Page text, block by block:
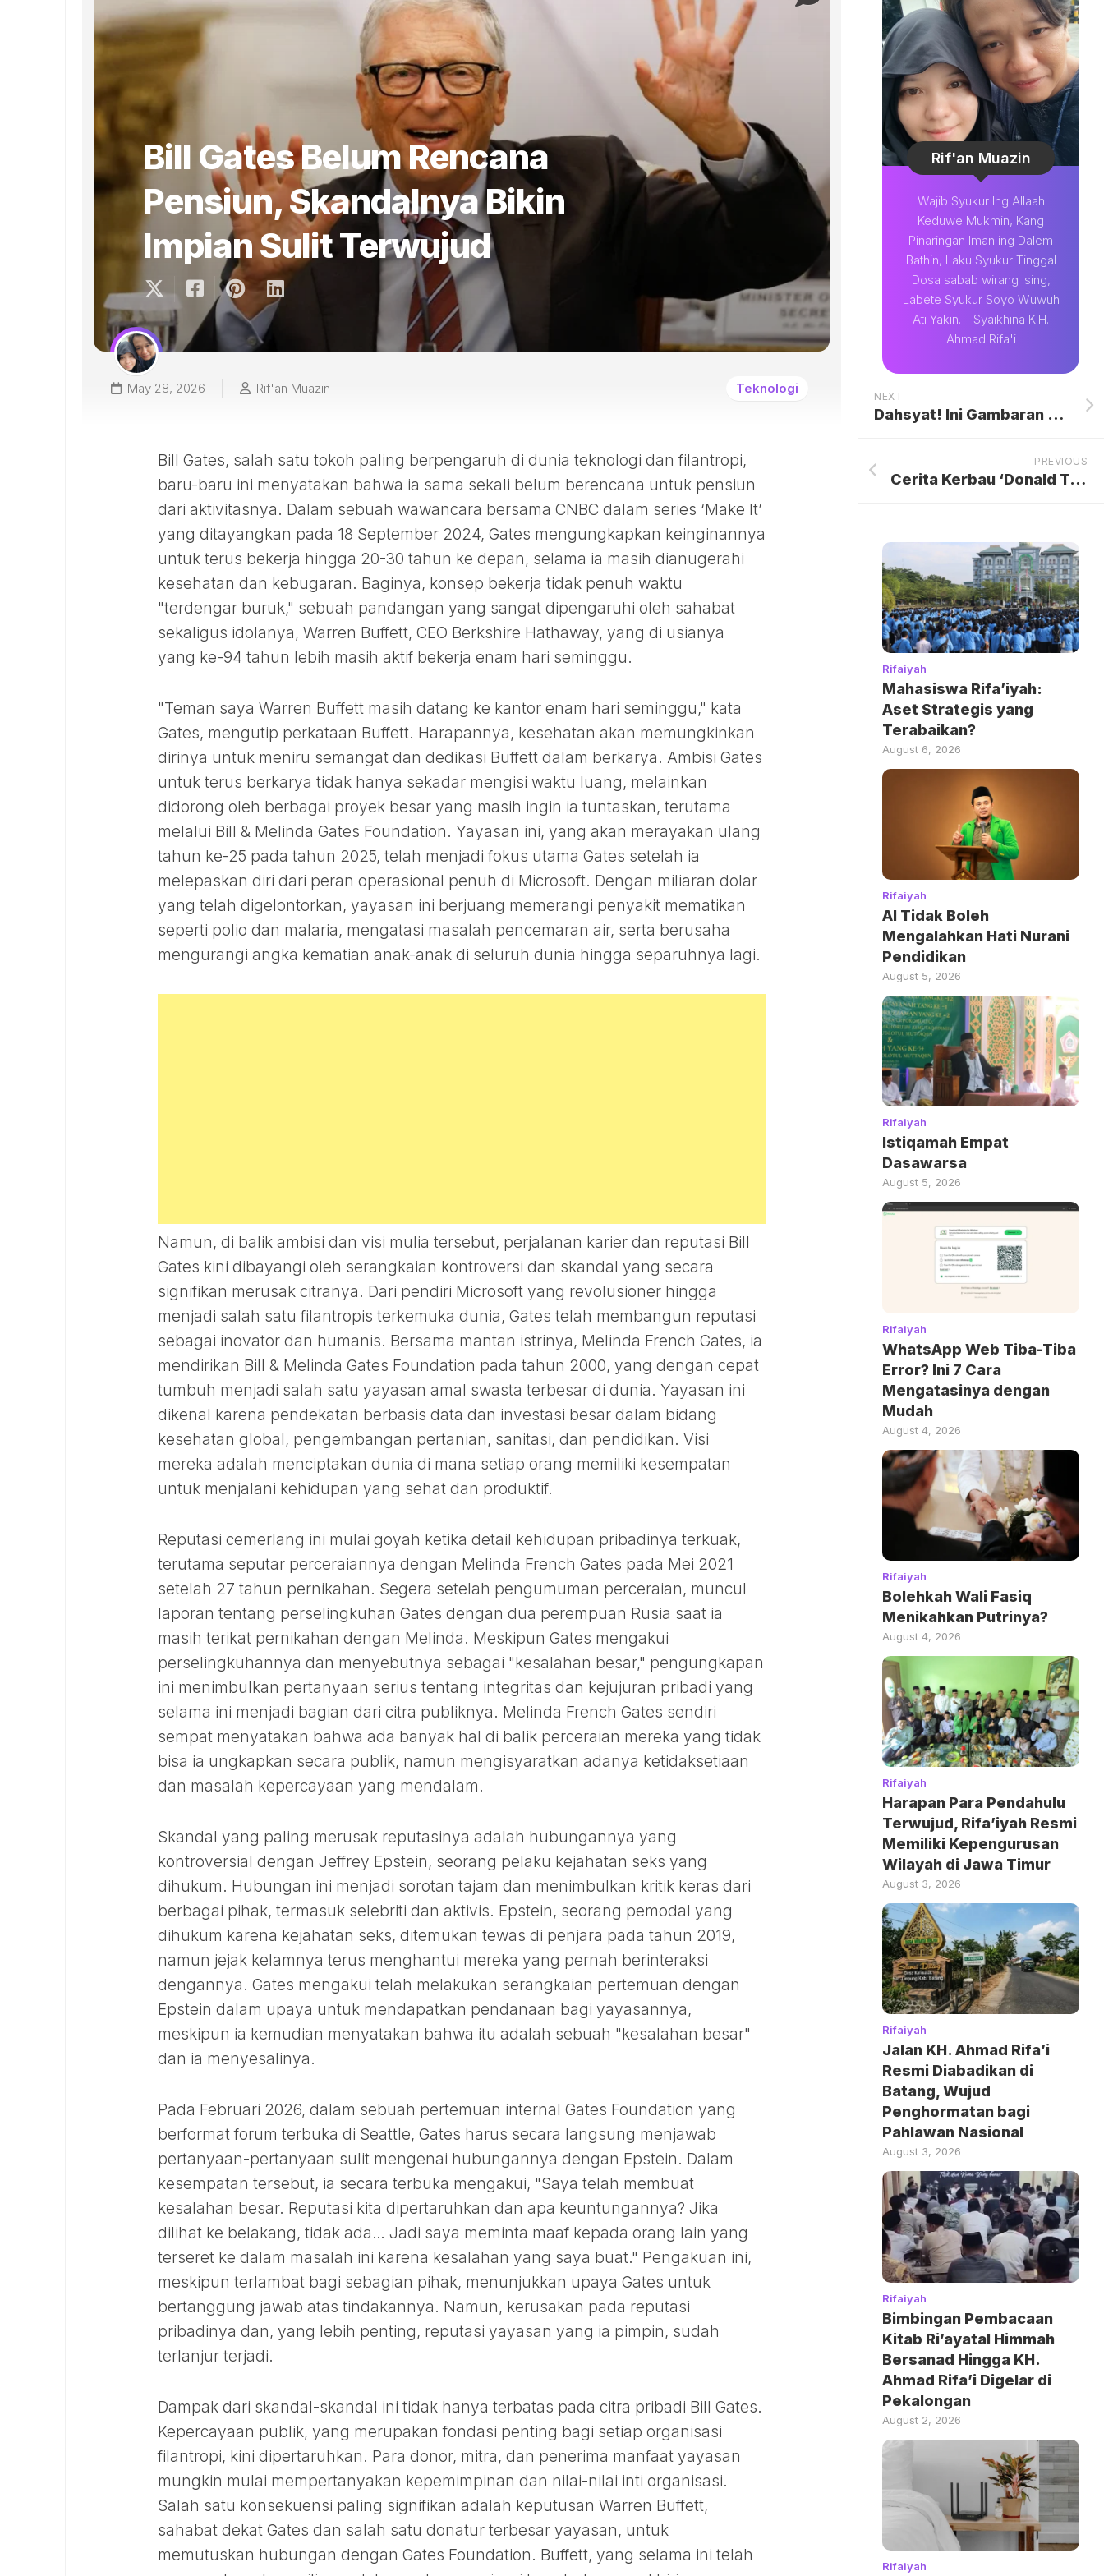
Bill Gates Belum Rencana
Pensiun, Skandalnya Bikin
Impian Sulit Terwujud
May 28, 2026 Rif'an Muazin Teknologi
Bill Gates, salah satu tokoh paling berpengaruh di dunia teknologi dan filantropi,
baru-baru ini menyatakan bahwa ia sama sekali belum berencana untuk pensiun
dari aktivitasnya. Dalam sebuah wawancara bersama CNBC dalam series ‘Make It’
yang ditayangkan pada 18 September 2024, Gates mengungkapkan keinginannya
untuk terus bekerja hingga 20-30 tahun ke depan, selama ia masih dianugerahi
kesehatan dan kebugaran. Baginya, konsep bekerja tidak penuh waktu
"terdengar buruk," sebuah pandangan yang sangat dipengaruhi oleh sahabat
sekaligus idolanya, Warren Buffett, CEO Berkshire Hathaway, yang di usianya
yang ke-94 tahun lebih masih aktif bekerja enam hari seminggu.
"Teman saya Warren Buffett masih datang ke kantor enam hari seminggu," kata
Gates, mengutip perkataan Buffett. Harapannya, kesehatan akan memungkinkan
dirinya untuk meniru semangat dan dedikasi Buffett dalam berkarya. Ambisi Gates
untuk terus berkarya tidak hanya sekadar mengisi waktu luang, melainkan
didorong oleh berbagai proyek besar yang masih ingin ia tuntaskan, terutama
melalui Bill & Melinda Gates Foundation. Yayasan ini, yang akan merayakan ulang
tahun ke-25 pada tahun 2025, telah menjadi fokus utama Gates setelah ia
melepaskan diri dari peran operasional penuh di Microsoft. Dengan miliaran dolar
yang telah digelontorkan, yayasan ini berjuang memerangi penyakit mematikan
seperti polio dan malaria, mengatasi masalah pencemaran air, serta berusaha
mengurangi angka kematian anak-anak di seluruh dunia hingga separuhnya lagi.
Namun, di balik ambisi dan visi mulia tersebut, perjalanan karier dan reputasi Bill
Gates kini dibayangi oleh serangkaian kontroversi dan skandal yang secara
signifikan merusak citranya. Dari pendiri Microsoft yang revolusioner hingga
menjadi salah satu filantropis terkemuka dunia, Gates telah membangun reputasi
sebagai inovator dan humanis. Bersama mantan istrinya, Melinda French Gates, ia
mendirikan Bill & Melinda Gates Foundation pada tahun 2000, yang dengan cepat
tumbuh menjadi salah satu yayasan amal swasta terbesar di dunia. Yayasan ini
dikenal karena pendekatan berbasis data dan investasi besar dalam bidang
kesehatan global, pengembangan pertanian, sanitasi, dan pendidikan. Visi
mereka adalah menciptakan dunia di mana setiap orang memiliki kesempatan
untuk menjalani kehidupan yang sehat dan produktif.
Reputasi cemerlang ini mulai goyah ketika detail kehidupan pribadinya terkuak,
terutama seputar perceraiannya dengan Melinda French Gates pada Mei 2021
setelah 27 tahun pernikahan. Segera setelah pengumuman perceraian, muncul
laporan tentang perselingkuhan Gates dengan dua perempuan Rusia saat ia
masih terikat pernikahan dengan Melinda. Meskipun Gates mengakui
perselingkuhannya dan menyebutnya sebagai "kesalahan besar," pengungkapan
ini menimbulkan pertanyaan serius tentang integritas dan kejujuran pribadi yang
selama ini menjadi bagian dari citra publiknya. Melinda French Gates sendiri
sempat menyatakan bahwa ada banyak hal di balik perceraian mereka yang tidak
bisa ia ungkapkan secara publik, namun mengisyaratkan adanya ketidaksetiaan
dan masalah kepercayaan yang mendalam.
Skandal yang paling merusak reputasinya adalah hubungannya yang
kontroversial dengan Jeffrey Epstein, seorang pelaku kejahatan seks yang
dihukum. Hubungan ini menjadi sorotan tajam dan menimbulkan kritik keras dari
berbagai pihak, termasuk selebriti dan aktivis. Epstein, seorang pemodal yang
dihukum karena kejahatan seks, ditemukan tewas di penjara pada tahun 2019,
namun jejak kelamnya terus menghantui mereka yang pernah berinteraksi
dengannya. Gates mengakui telah melakukan serangkaian pertemuan dengan
Epstein dalam upaya untuk mendapatkan pendanaan bagi yayasannya,
meskipun ia kemudian menyatakan bahwa itu adalah sebuah "kesalahan besar"
dan ia menyesalinya.
Pada Februari 2026, dalam sebuah pertemuan internal Gates Foundation yang
berformat forum terbuka di Seattle, Gates harus secara langsung menjawab
pertanyaan-pertanyaan sulit mengenai hubungannya dengan Epstein. Dalam
kesempatan tersebut, ia secara terbuka mengakui, "Saya telah membuat
kesalahan besar. Reputasi kita dipertaruhkan dan apa keuntungannya? Jika
dilihat ke belakang, tidak ada… Jadi saya meminta maaf kepada orang lain yang
terseret ke dalam masalah ini karena kesalahan yang saya buat." Pengakuan ini,
meskipun terlambat bagi sebagian pihak, menunjukkan upaya Gates untuk
bertanggung jawab atas tindakannya. Namun, kerusakan pada reputasi
pribadinya dan, yang lebih penting, reputasi yayasan yang ia pimpin, sudah
terlanjur terjadi.
Dampak dari skandal-skandal ini tidak hanya terbatas pada citra pribadi Bill Gates.
Kepercayaan publik, yang merupakan fondasi penting bagi setiap organisasi
filantropi, kini dipertaruhkan. Para donor, mitra, dan penerima manfaat yayasan
mungkin mulai mempertanyakan kepemimpinan dan nilai-nilai inti organisasi.
Salah satu konsekuensi paling signifikan adalah keputusan Warren Buffett,
sahabat dekat Gates dan salah satu donatur terbesar yayasan, untuk
memutuskan hubungan dengan Gates Foundation. Buffett, yang selama ini telah
Rif'an Muazin
Wajib Syukur Ing Allaah
Keduwe Mukmin, Kang
Pinaringan Iman ing Dalem
Bathin, Laku Syukur Tinggal
Dosa sabab wirang Ising,
Labete Syukur Soyo Wuwuh
Ati Yakin. - Syaikhina K.H.
Ahmad Rifa'i
NEXT
Dahsyat! Ini Gambaran Lini Serang Barcelona Andai Gordon & Alvarez Gabung
PREVIOUS
Cerita Kerbau ‘Donald Trump’ yang Urung Dipotong di Idul Adha
Rifaiyah
Mahasiswa Rifa’iyah:
Aset Strategis yang
Terabaikan?
August 6, 2026
Rifaiyah
AI Tidak Boleh
Mengalahkan Hati Nurani
Pendidikan
August 5, 2026
Rifaiyah
Istiqamah Empat
Dasawarsa
August 5, 2026
Rifaiyah
WhatsApp Web Tiba-Tiba
Error? Ini 7 Cara
Mengatasinya dengan
Mudah
August 4, 2026
Rifaiyah
Bolehkah Wali Fasiq
Menikahkan Putrinya?
August 4, 2026
Rifaiyah
Harapan Para Pendahulu
Terwujud, Rifa’iyah Resmi
Memiliki Kepengurusan
Wilayah di Jawa Timur
August 3, 2026
Rifaiyah
Jalan KH. Ahmad Rifa’i
Resmi Diabadikan di
Batang, Wujud
Penghormatan bagi
Pahlawan Nasional
August 3, 2026
Rifaiyah
Bimbingan Pembacaan
Kitab Ri’ayatal Himmah
Bersanad Hingga KH.
Ahmad Rifa’i Digelar di
Pekalongan
August 2, 2026
Rifaiyah